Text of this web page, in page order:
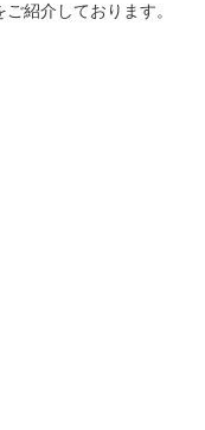
紹介しております。